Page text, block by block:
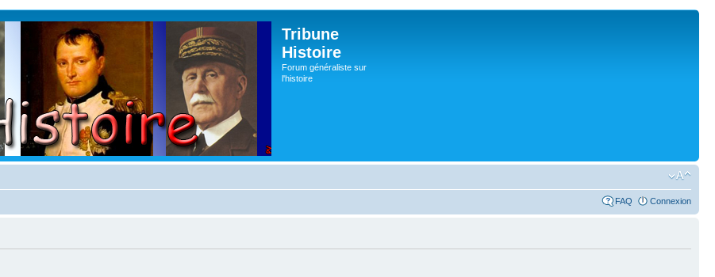
Tribune
Histoire
Forum généraliste sur
l'histoire
FAQ Connexion